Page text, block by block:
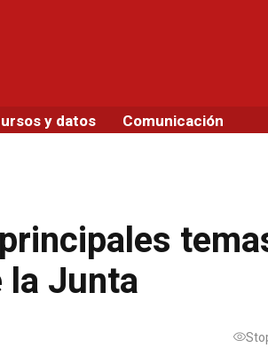
y datos Comunicación
la Junta